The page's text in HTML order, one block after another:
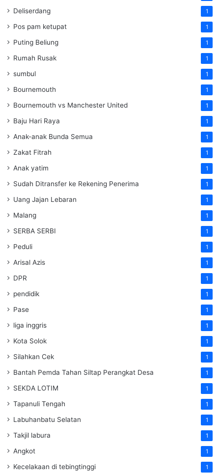
Deliserdang 1
Pos pam ketupat 1
Puting Beliung 1
Rumah Rusak 1
sumbul 1
Bournemouth 1
Bournemouth vs Manchester United 1
Baju Hari Raya 1
Anak-anak Bunda Semua 1
Zakat Fitrah 1
Anak yatim 1
Sudah Ditransfer ke Rekening Penerima 1
Uang Jajan Lebaran 1
Malang 1
SERBA SERBI 1
Peduli 1
Arisal Azis 1
DPR 1
pendidik 1
Pase 1
liga inggris 1
Kota Solok 1
Silahkan Cek 1
Bantah Pemda Tahan Siltap Perangkat Desa 1
SEKDA LOTIM 1
Tapanuli Tengah 1
Labuhanbatu Selatan 1
Takjil labura 1
Angkot 1
Kecelakaan di tebingtinggi 1